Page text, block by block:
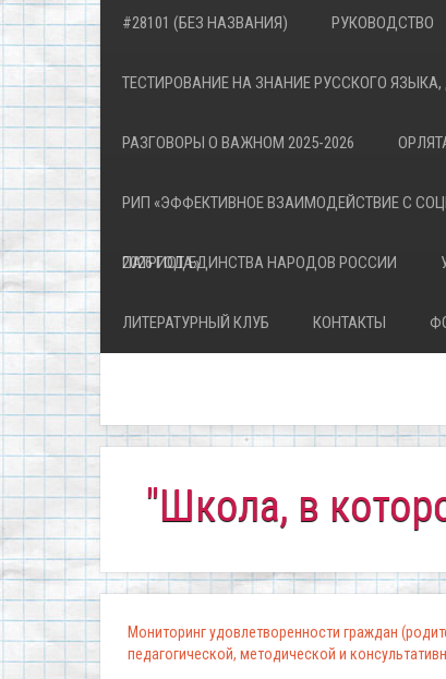
#28101 (БЕЗ НАЗВАНИЯ) РУКОВОДСТВО
ТЕСТИРОВАНИЕ НА ЗНАНИЕ РУССКОГО
РАЗГОВОРЫ О ВАЖНОМ 2025-2026
РИП «ЭФФЕКТИВНОЕ ВЗАИМОДЕЙСТВИЕ С
ПАТРИОТА»
2026 ГОД ЕДИНСТВА НАРОДОВ РОССИИ
ЛИТЕРАТУРНЫЙ КЛУБ КОНТАКТЫ
"Школа, в которой
Мониторинг удовлетворенности граждан
педагогической, методической и